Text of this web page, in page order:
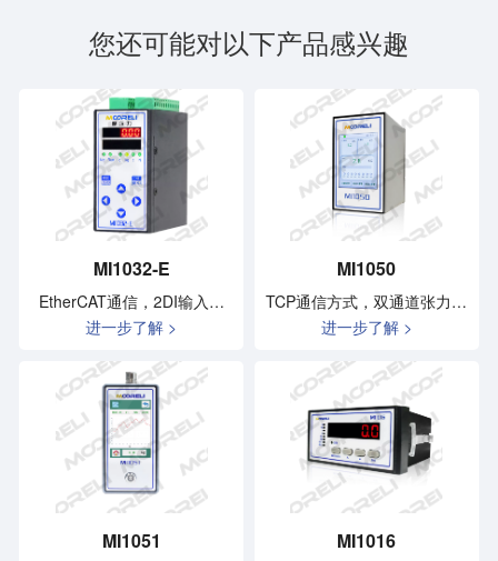
您还可能对以下产品感兴趣
MI1032-E
EtherCAT通信，2DI输入和
5DO晶体管输出
进一步了解 >
MI1050
TCP通信方式，双通道张力仪
表，2.4寸显示屏，导轨安
出，二路输出 合力显示，模
拟量输出
进一步了解 >
MI1051 MI1016